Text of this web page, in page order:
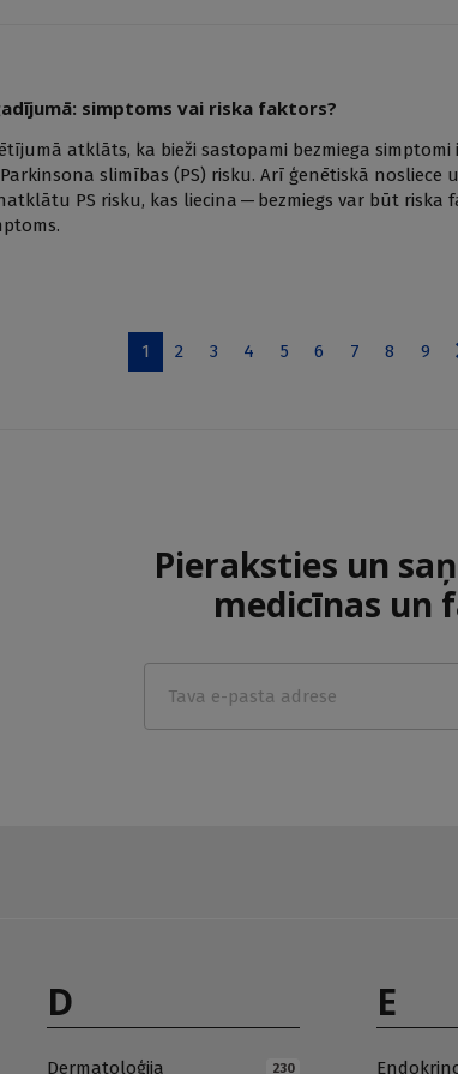
simptoms vai riska faktors?
atklāts, ka bieži sastopami bezmiega simptomi
slimības (PS) risku. Arī ģenētiskā nosliece
PS risku, kas liecina — bezmiegs var būt riska
1 2 3 4 5 6 7 8 9
Pieraksties un
medicīnas un
D
Dermatoloģija 230
E